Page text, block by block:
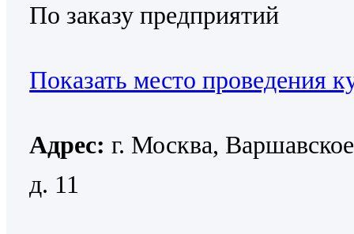
По заказу предприятий
Показать место проведения
Адрес: г. Москва,
д. 11